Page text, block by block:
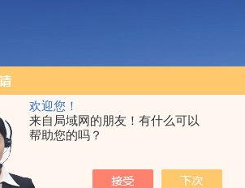
欢迎您！
来自局域网的朋友！有什么可以
帮助您的吗？